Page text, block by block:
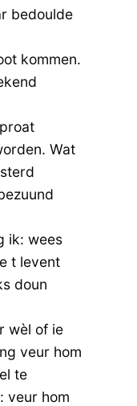
bedoulde
kommen.
Wat
ik: wees
t levent
doun
wèl of ie
veur hom
te
veur hom